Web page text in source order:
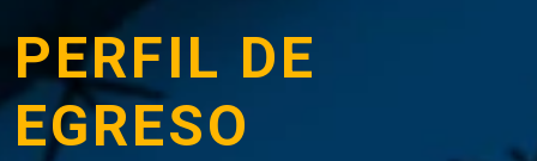
PERFIL DE
EGRESO